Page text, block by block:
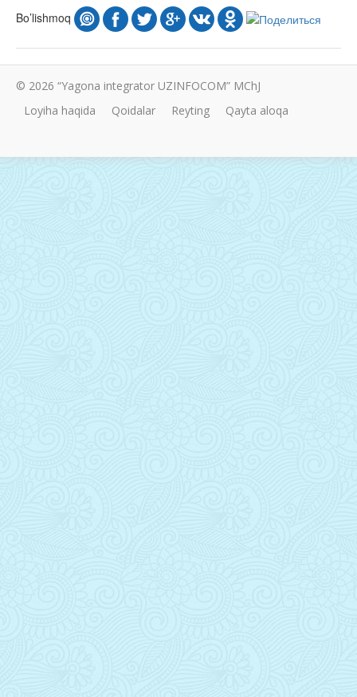
Bo’lishmoq
© 2026 “Yagona integrator UZINFOCOM” MChJ
Loyiha haqida
Qoidalar Reyting Qayta aloqa